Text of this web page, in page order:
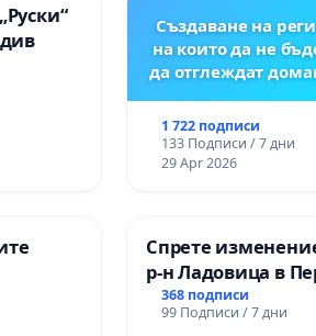
Създаване на
на които да не
да отглеждат
1 722 подписи
133 Подписи / 7 дни
29 Apr 2026
Спрете
р-н Ладовица в
368 подписи
99 Подписи / 7 дни